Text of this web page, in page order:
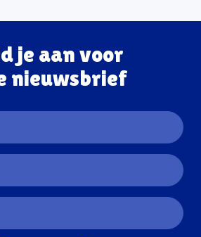
je aan voor
nieuwsbrief